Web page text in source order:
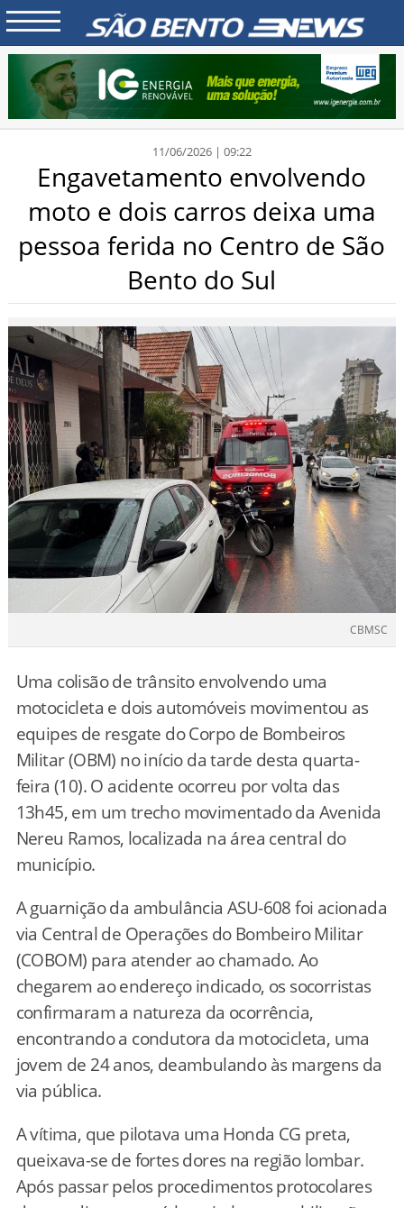
11/06/2026 | 09:22
Engavetamento envolvendo
moto e dois carros deixa uma
pessoa ferida no Centro de São
Bento do Sul
CBMSC
Uma colisão de trânsito envolvendo uma
motocicleta e dois automóveis movimentou as
equipes de resgate do Corpo de Bombeiros
Militar (OBM) no início da tarde desta quarta-
feira (10). O acidente ocorreu por volta das
13h45, em um trecho movimentado da Avenida
Nereu Ramos, localizada na área central do
município.
A guarnição da ambulância ASU-608 foi acionada
via Central de Operações do Bombeiro Militar
(COBOM) para atender ao chamado. Ao
chegarem ao endereço indicado, os socorristas
confirmaram a natureza da ocorrência,
encontrando a condutora da motocicleta, uma
jovem de 24 anos, deambulando às margens da
via pública.
A vítima, que pilotava uma Honda CG preta,
queixava-se de fortes dores na região lombar.
Após passar pelos procedimentos protocolares